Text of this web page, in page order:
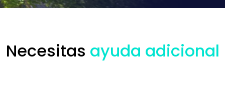
Necesitas ayuda adicional